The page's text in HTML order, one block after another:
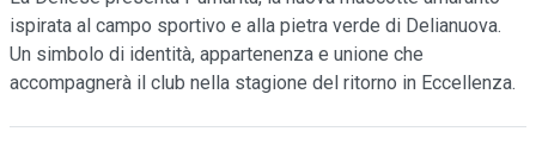
ispirata al campo sportivo e alla pietra verde di Delianuova.
Un simbolo di identità, appartenenza e unione che
accompagnerà il club nella stagione del ritorno in Eccellenza.